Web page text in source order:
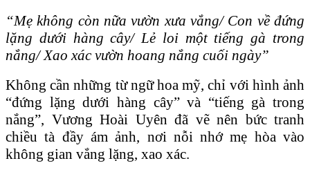
“Mẹ không còn nữa vườn xưa vắng/ Con về đứng
lặng dưới hàng cây/ Lẻ loi một tiếng gà trong
nắng/ Xao xác vườn hoang nắng cuối ngày”
Không cần những từ ngữ hoa mỹ, chỉ với hình ảnh
“đứng lặng dưới hàng cây” và “tiếng gà trong
nắng”, Vương Hoài Uyên đã vẽ nên bức tranh
chiều tà đầy ám ảnh, nơi nỗi nhớ mẹ hòa vào
không gian vắng lặng, xao xác.